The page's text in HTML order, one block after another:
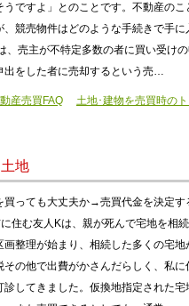
うですよ」とのことです。不動産のこ
競売物件はどのような手続きで手に
、売主が不特定多数の者に買い受け
出をした者に売却するという売…
産売買FAQ 土地･建物を売買時の
地
買っても大丈夫か→売買代金を決定す
住む友人Kは、親が死んで宅地を相
整理が始まり、相続した多くの宅地
の他で出費がかさんだらしく、私に
してきました。仮換地指定された宅